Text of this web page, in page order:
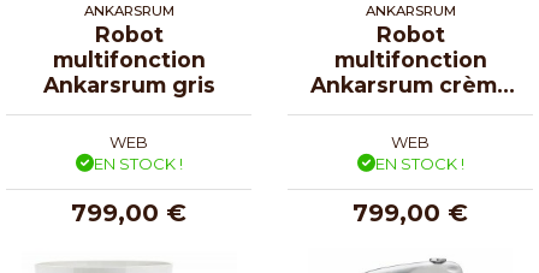
ANKARSRUM
Robot
multifonction
Ankarsrum gris
WEB
EN STOCK !
799,00 €
ANKARSRUM
Robot
multifonction
Ankarsrum crème
clair
WEB
EN STOCK !
799,00 €